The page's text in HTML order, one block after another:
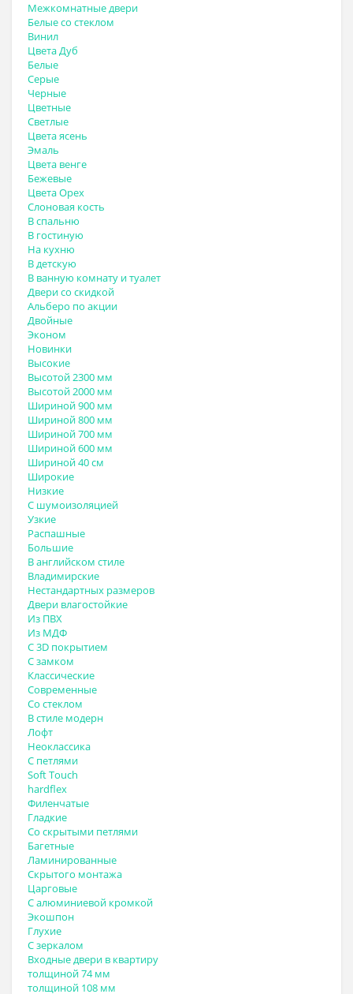
Межкомнатные двери
Белые со стеклом
Винил
Цвета Дуб
Белые
Серые
Черные
Цветные
Светлые
Цвета ясень
Эмаль
Цвета венге
Бежевые
Цвета Орех
Слоновая кость
В спальню
В гостиную
На кухню
В детскую
В ванную комнату и туалет
Двери со скидкой
Альберо по акции
Двойные
Эконом
Новинки
Высокие
Высотой 2300 мм
Высотой 2000 мм
Шириной 900 мм
Шириной 800 мм
Шириной 700 мм
Шириной 600 мм
Шириной 40 см
Широкие
Низкие
С шумоизоляцией
Узкие
Распашные
Большие
В английском стиле
Владимирские
Нестандартных размеров
Двери влагостойкие
Из ПВХ
Из МДФ
С 3D покрытием
С замком
Классические
Современные
Со стеклом
В стиле модерн
Лофт
Неоклассика
С петлями
Soft Touch
hardflex
Филенчатые
Гладкие
Со скрытыми петлями
Багетные
Ламинированные
Скрытого монтажа
Царговые
С алюминиевой кромкой
Экошпон
Глухие
С зеркалом
Входные двери в квартиру
толщиной 74 мм
толщиной 108 мм